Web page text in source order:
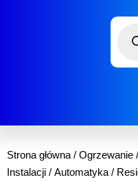
Strona główna / Ogrzewanie /
Instalacji / Automatyka /